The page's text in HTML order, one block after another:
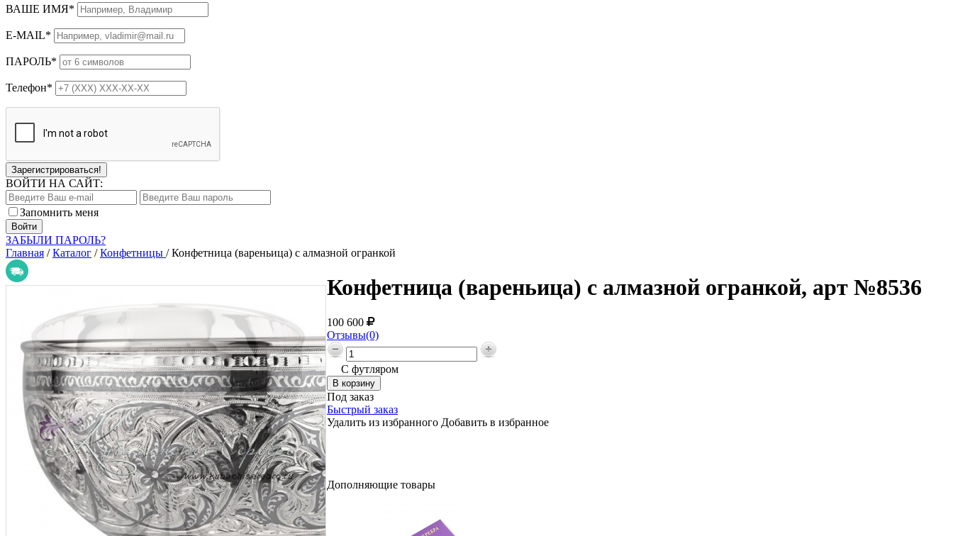
ВАШЕ ИМЯ*
E-MAIL*
ПАРОЛЬ*
Телефон*
Зарегистрироваться!
ВОЙТИ НА САЙТ:
Запомнить меня
ЗАБЫЛИ ПАРОЛЬ?
Главная /Каталог /Конфетницы /Конфетница (вареньица) с алмазной огранкой
Конфетница (вареньица) с алмазной огранкой, арт №8536
100 600
Отзывы(0)
С футляром
Под заказ
Быстрый заказ
Удалить из избранного Добавить в избранное
Дополняющие товары